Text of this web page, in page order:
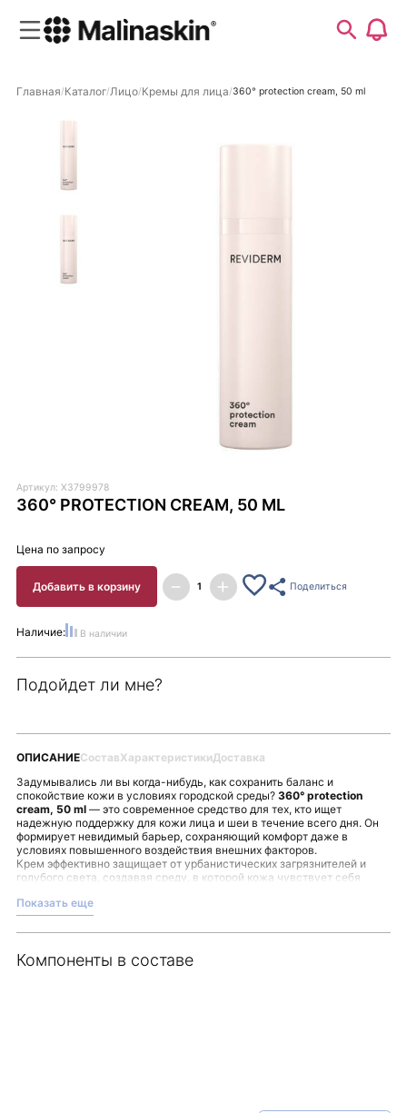
Главная Каталог Лицо Кремы для лица 360° protection cream, 50 ml
Артикул: X3799978
360° PROTECTION CREAM, 50 ML
Цена по запросу
Добавить в корзину Поделиться
Наличие: В наличии
Подойдет ли мне?
ОПИСАНИЕСоставХарактеристикиДоставка
Задумывались ли вы когда-нибудь, как сохранить баланс и
спокойствие кожи в условиях городской среды? 360° protection
cream, 50 ml— это современное средство для тех, кто ищет
надежную поддержку для кожи лица и шеи в течение всего дня. Он
формирует невидимый барьер, сохраняющий комфорт даже в
условиях повышенного воздействия внешних факторов.
Крем эффективно защищает от урбанистических загрязнителей и
голубого света, создавая среду, в которой кожа чувствует себя
ежедневной привычкой: наносите средство утром и вечером после
очищения и тонизирования — и создавайте для себя зону комфорта.
Особенности продукта:
Без добавления ароматизаторов — для минимизации
раздражений
Показать еще
Компоненты в составе